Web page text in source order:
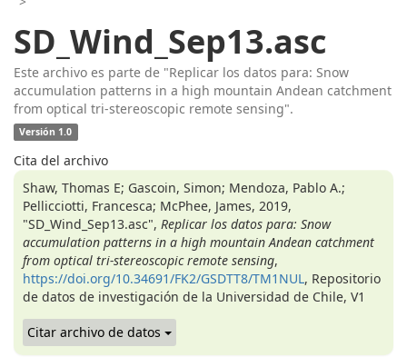
SD_Wind_Sep13.asc
Este archivo es parte de "Replicar los datos para: Snow
accumulation patterns in a high mountain Andean catchment
from optical tri-stereoscopic remote sensing".
Versión 1.0
Cita del archivo
Shaw, Thomas E; Gascoin, Simon; Mendoza, Pablo A.;
Pellicciotti, Francesca; McPhee, James, 2019,
"SD_Wind_Sep13.asc", Replicar los datos para: Snow
accumulation patterns in a high mountain Andean catchment
from optical tri-stereoscopic remote sensing,
https://doi.org/10.34691/FK2/GSDTT8/TM1NUL, Repositorio
de datos de investigación de la Universidad de Chile, V1
Citar archivo de datos